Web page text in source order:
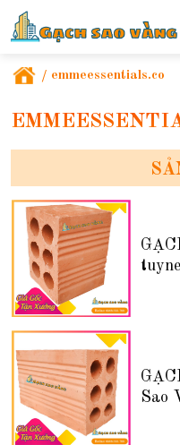
/ emmeessentials.co
Sao